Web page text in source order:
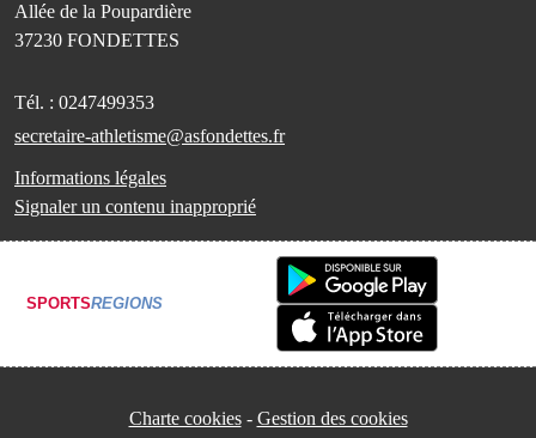
Allée de la Poupardière
37230 FONDETTES
Tél. : 0247499353
secretaire-athletisme@asfondettes.fr
Informations légales
Signaler un contenu inapproprié
SPORTSREGIONS
Charte cookies Gestion des cookies